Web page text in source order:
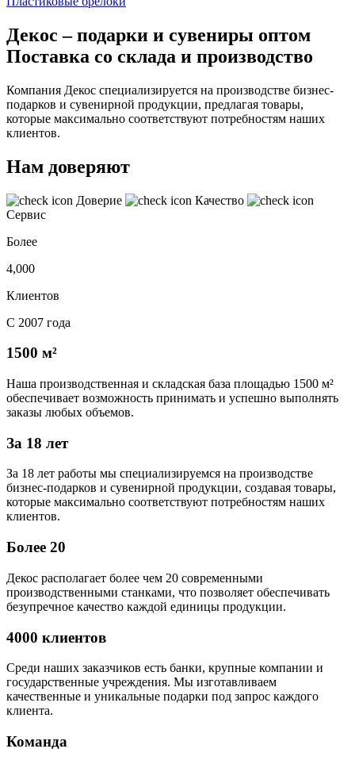
Декос – подарки и сувениры оптом
Поставка со склада и производство
Компания Декос специализируется на производстве бизнес-
подарков и сувенирной продукции, предлагая товары,
которые максимально соответствуют потребностям наших
клиентов.
Нам доверяют
Доверие
Качество
Сервис
Более
4,000
Клиентов
С 2007 года
1500 м²
Наша производственная и складская база площадью 1500 м²
обеспечивает возможность принимать и успешно выполнять
заказы любых объемов.
За 18 лет
За 18 лет работы мы специализируемся на производстве
бизнес-подарков и сувенирной продукции, создавая товары,
которые максимально соответствуют потребностям наших
клиентов.
Более 20
Декос располагает более чем 20 современными
производственными станками, что позволяет обеспечивать
безупречное качество каждой единицы продукции.
4000 клиентов
Среди наших заказчиков есть банки, крупные компании и
государственные учреждения. Мы изготавливаем
качественные и уникальные подарки под запрос каждого
клиента.
Команда